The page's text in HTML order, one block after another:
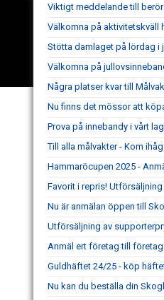
Viktigt meddelande till
Välkomna på aktivitetskväll
Stötta damlaget på lördag i
Välkomna på
Några platser kvar till
Nu finns det mössor att
Prova på innebandy i vårt
Till alla målvakter - Kom
Hammaröcupen 2025 -
Favorit i repris!
Nu är anmälan öppen till
Utförsäljning av
Anmäl ert företag till
Guldhäftet 24/25 - köp
Nu kan du beställa din